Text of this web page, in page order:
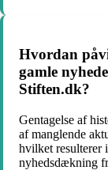
Hvordan
gamle
Stiften.dk?
Gentagelse af
af manglende
hvilket resulterer
nyhedsdækning